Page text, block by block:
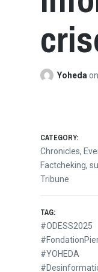
Yohedaon
CATEGORY:
Chronicles,
Factcheking,
Tribune
TAG:
#ODESS2025
#YOHEDA